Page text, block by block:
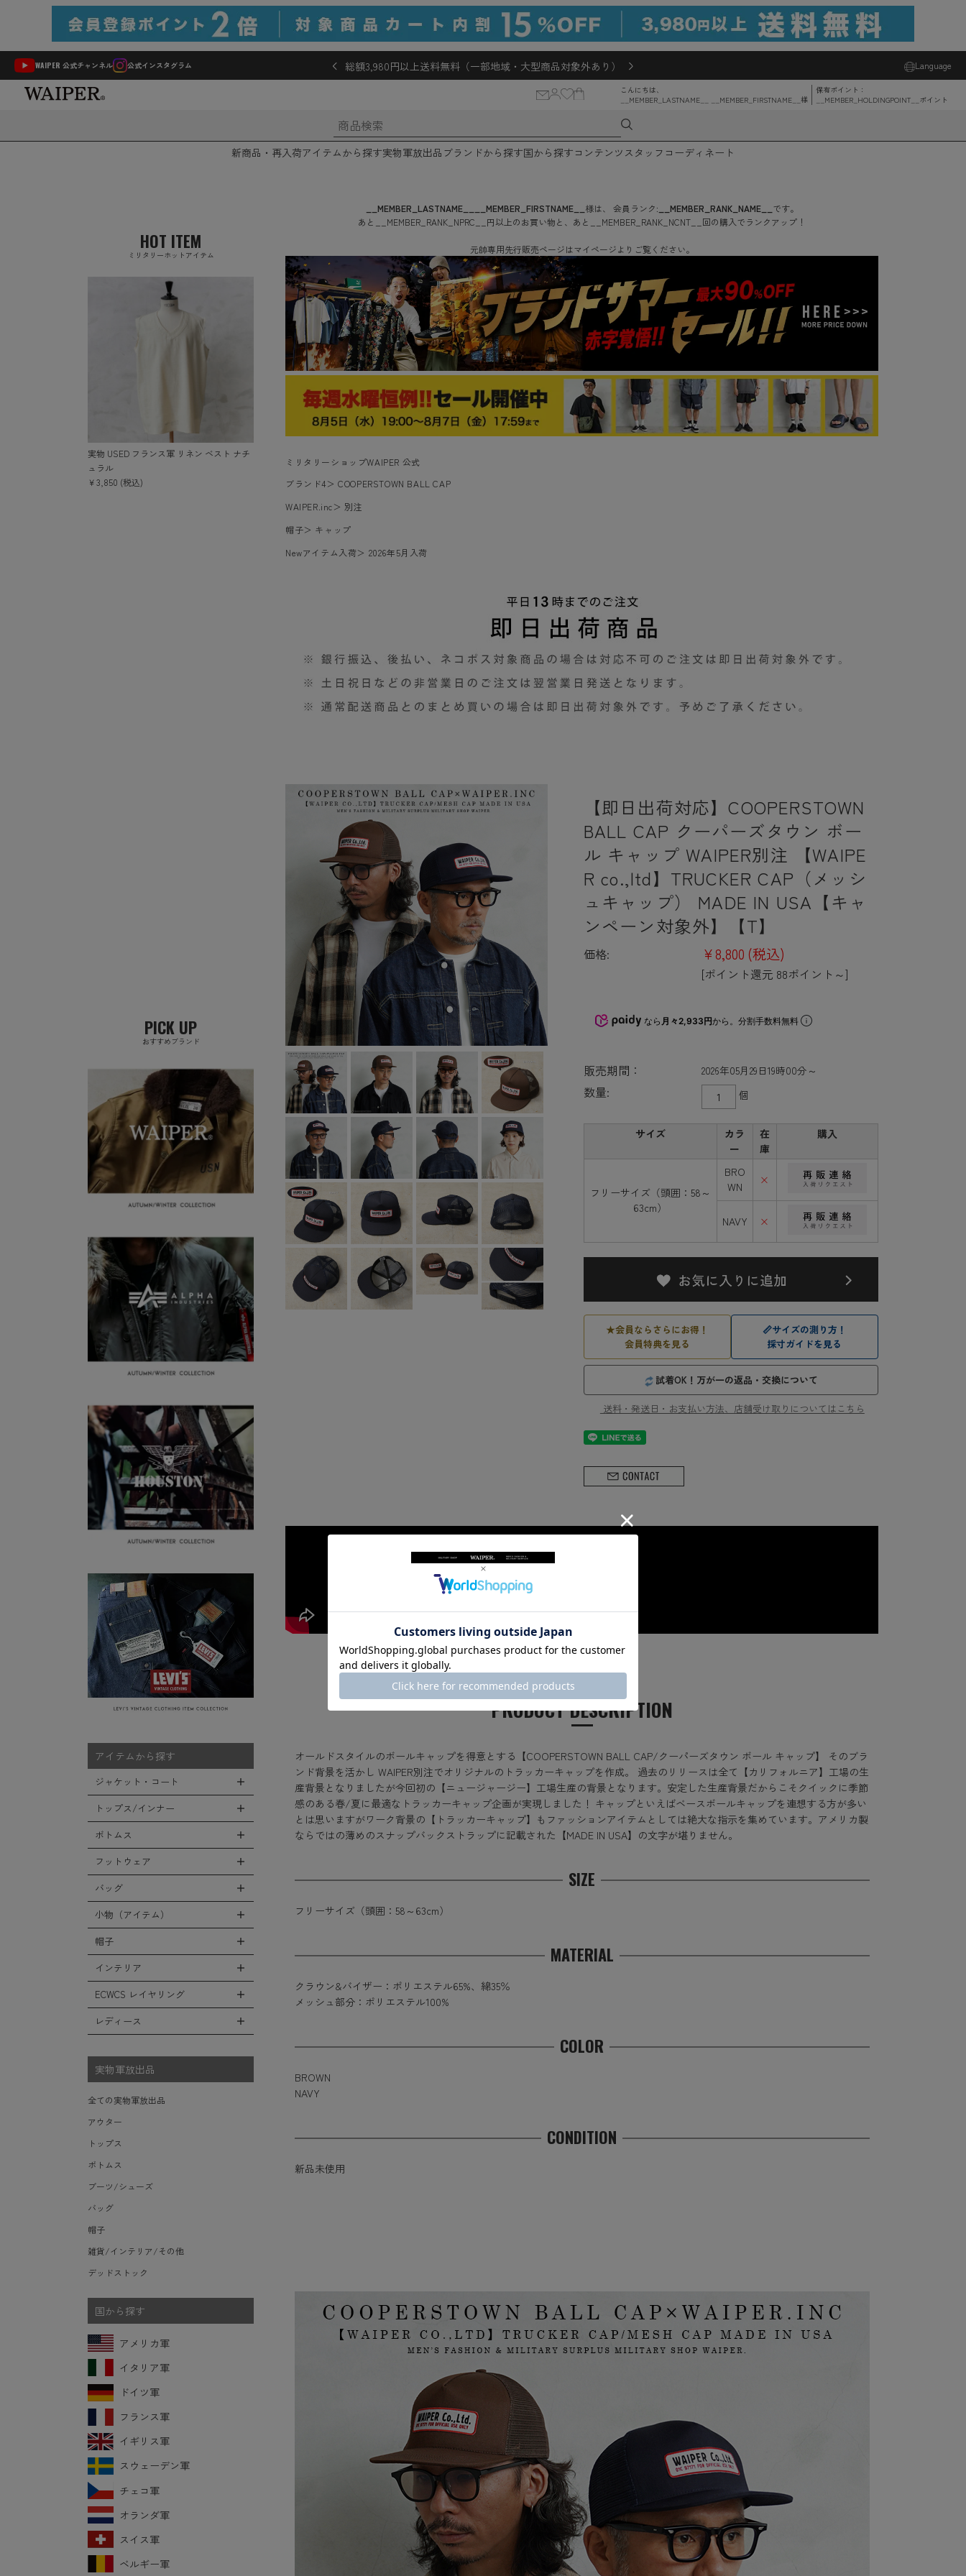
WAIPER 公式チャンネル 公式インスタグラム 総額3,980円以上送料無料（一部地域・大型商品対象外あり） Language
こんにちは、
__MEMBER_LASTNAME__ __MEMBER_FIRSTNAME__ 様
保有ポイント：
__MEMBER_HOLDINGPOINT__
ポイント
新商品・再入荷アイテムから探す実物軍放出品 ブランドから探す国から探す コンテンツ スタッフコーディネート
__MEMBER_LASTNAME__ __MEMBER_FIRSTNAME__ 様は、 会員ランク: __MEMBER_RANK_NAME__ です。
あと
__MEMBER_RANK_NPRC__ 円以上のお買い物と、あと __MEMBER_RANK_NCNT__ 回の購入でランクアップ！
元帥専用先行販売ページはマイページよりご覧ください。
ミリタリーショップWAIPER 公式
ブランド4＞COOPERSTOWN BALL CAP
WAIPER.inc＞ 別注
帽子＞ キャップ
Newアイテム入荷＞ 2026年5月入荷
【即日出荷対応】COOPERSTOWN
BALL CAP クーパーズタウン ボー
ル キャップ WAIPER別注 【WAIPE
R co.,ltd】TRUCKER CAP（メッシ
ュキャップ） MADE IN USA【キャ
ンペーン対象外】【T】
価格: ¥8,800 (税込)
[ポイント還元 88ポイント～]
なら 月々2,933円から。分割手数料無料
販売期間： 2026年05月29日19時00分～
数量: 個
サイズ
カラ
ー
在
庫
購入
フリーサイズ（頭囲：58～
63cm）
BRO
WN
×
NAVY ×
★会員ならさらにお得！
会員特典を見る
📏サイズの測り方！
採寸ガイドを見る
試着OK！万が一の返品・交換について
送料・発送日・お支払い方法、店舗受け取りについてはこちら
PRODUCT DESCRIPTION
オールドスタイルのボールキャップを得意とする【COOPERSTOWN BALL CAP/クーパーズタウン ボール キャップ】 そのブラ
ンド背景を活かし WAIPER別注でオリジナルのトラッカーキャップを作成。 過去のリリースは全て【カリフォルニア】工場の生
産背景となりましたが今回初の【ニュージャージー】工場生産の背景となります。安定した生産背景だからこそクイックに季節
感のある春/夏に最適なトラッカーキャップ企画が実現しました！ キャップといえばベースボールキャップを連想する方が多い
とは思いますがワーク背景の【トラッカーキャップ】もファッションアイテムとしては絶大な指示を集めています。アメリカ製
ならではの薄めのスナップバックストラップに記載された【MADE IN USA】の文字が堪りません。
SIZE
フリーサイズ（頭囲：58～63cm）
MATERIAL
クラウン&バイザー：ポリエステル65%、綿35％
メッシュ部分：ポリエステル100%
COLOR
BROWN
NAVY
CONDITION
新品未使用
HOT ITEM
ミリタリーホットアイテム
実物 USED フランス軍 リネン ベスト ナチ
ュラル
￥3,850 (税込)
PICK UP
おすすめブランド
アイテムから探す
ジャケット・コート
全てのジャケット・コート
LEVEL7
フライトジャケット
M-65ジャケット
デッキジャケット
タンカースジャケット
コート
ソフトシェルジャケット
フリースジャケット
レザーアウター
ジャケットライナー
モッズコート
トップス/インナー
全てのトップス/インナー
Tシャツ
シャツ
スウェット/パーカー
セーター/カーディガン
ベスト
タンクトップ
ボトムス
全てのボトムス
カーゴパンツ
デニムパンツ
チノ，ワークパンツ
ファティーグパンツ
ナイロンパンツ
スウェットパンツ
ショートパンツ
アンダー（下着）
フットウェア
全てのフットウェア
ブーツ
シューズ・スニーカー
サンダル
レインシューズ・ブーツ
ソックス/靴下
バッグ
全てのバッグ
リュックサック
ショルダーバッグ
ヘルメットバッグ
メッセンジャーバッグ
トートバッグ
ダッフルバッグ
小物（アイテム）
全ての小物（アイテム）
グローブ（手袋）
防寒物（ネックウォーマーetc）
傘/ポンチョ
ミリタリーウォッチ
サングラス・ゴーグル
ベルト
食器/ボトル/etc
ミリタリー雑貨
ライト/懐中電灯/etc
ロープ/コード/etc
タオル/ハンカチ/etc
その他の小物
帽子
全ての帽子
キャップ
ハット
ニット帽（ビーニー）
ベレー帽
ハンチング
キャスケット
その他
インテリア
全てのインテリア
デスク、椅子、家具
ボックス/ガソリン缶/etc
生地・テントシェル
ECWCS レイヤリング
全てのECWCS
ミッドベースレイヤー Level.2
レディース
実物軍放出品
全ての実物軍放出品
アウター
トップス
ボトムス
ブーツ/シューズ
バッグ
帽子
雑貨/インテリア/その他
デッドストック
国から探す
アメリカ軍
イタリア軍
ドイツ軍
フランス軍
イギリス軍
スウェーデン軍
チェコ軍
オランダ軍
スイス軍
ベルギー軍